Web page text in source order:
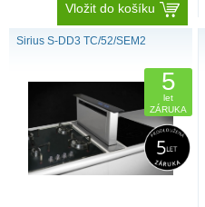
Vložit do košíku
Sirius S-DD3 TC/52/SEM2
5
let
ZÁRUKA